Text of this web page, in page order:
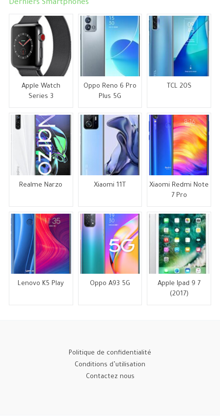
Derniers Smartphones
Apple Watch
Series 3
Oppo Reno 6 Pro
Plus 5G
TCL 20S
Realme Narzo Xiaomi 11T
Xiaomi Redmi Note
7 Pro
Lenovo K5 Play Oppo A93 5G
Apple Ipad 9 7
(2017)
Politique de confidentialité
Conditions d’utilisation
Contactez nous